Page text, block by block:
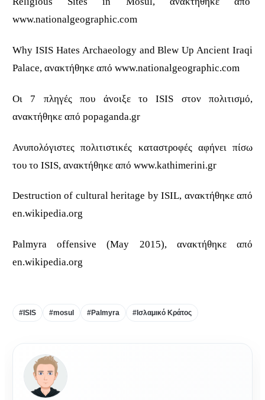
www.nationalgeographic.com
Why ISIS Hates Archaeology and Blew Up Ancient Iraqi
Palace, ανακτήθηκε από www.nationalgeographic.com
Οι 7 πληγές που άνοιξε το ISIS στον πολιτισμό,
ανακτήθηκε από popaganda.gr
Ανυπολόγιστες πολιτιστικές καταστροφές αφήνει πίσω
του το ISIS, ανακτήθηκε από www.kathimerini.gr
Destruction of cultural heritage by ISIL, ανακτήθηκε από
en.wikipedia.org
Palmyra offensive (May 2015), ανακτήθηκε από
en.wikipedia.org
#ISIS #mosul #Palmyra #Ισλαμικό Κράτος